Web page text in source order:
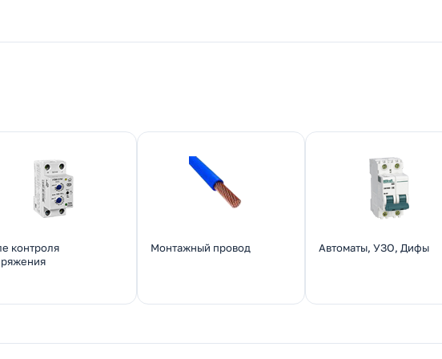
контроля
Монтажный провод Автоматы, УЗО, Дифы